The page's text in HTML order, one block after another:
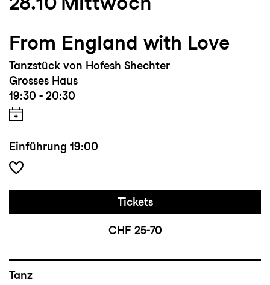
(BFA)
Auszeichnungen und Sonstiges:
Werkbeitrag des Kantons St.Gallen 2022, 2.
Platz mit «Voyage» bei der 27. Ausgabe des
MASDANZA Choreografie-Wettbewerbs
Dance Competition 2015, 2017 und 2019
From England with Love
Tanzstück von Hofesh Shechter
Grosses Haus
19:30 - 20:30
Einführung 19:00
Tickets
CHF 25-70
Tanz